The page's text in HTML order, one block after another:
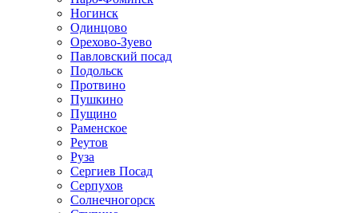
Ногинск
Одинцово
Орехово-Зуево
Павловский посад
Подольск
Протвино
Пушкино
Пущино
Раменское
Реутов
Руза
Сергиев Посад
Серпухов
Солнечногорск